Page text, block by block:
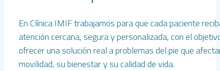
En Clínica IMIF trabajamos para que cada paciente
atención cercana, segura y personalizada, con el
ofrecer una solución real a problemas del pie que
movilidad, su bienestar y su calidad de vida.